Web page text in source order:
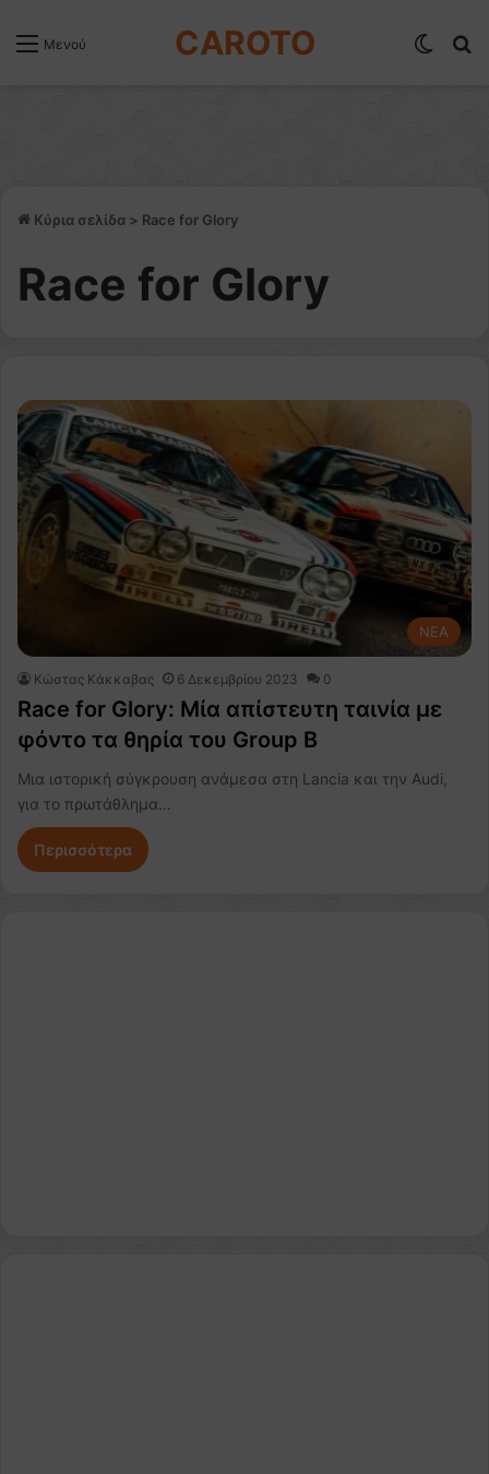
Μενού CAROTO
Κύρια σελίδα > Race for Glory
Race for Glory
NEA
Κώστας Κάκκαβας 6 Δεκεμβρίου 2023 0
Race for Glory: Μία απίστευτη ταινία με
φόντο τα θηρία του Group B
Μια ιστορική σύγκρουση ανάμεσα στη Lancia και την Audi,
για το πρωτάθλημα…
Περισσότερα